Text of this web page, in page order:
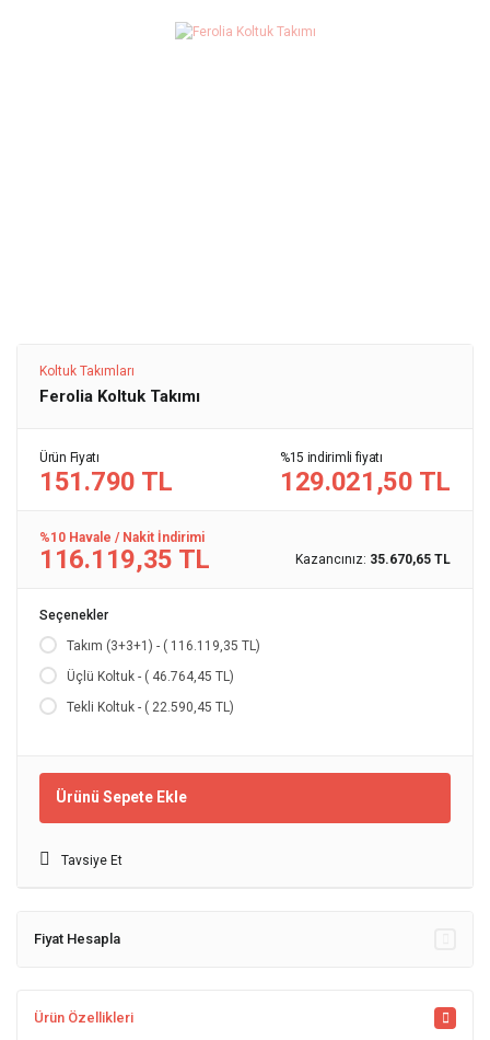
Koltuk Takımları
Ferolia Koltuk Takımı
Ürün Fiyatı
151.790 TL
%15 indirimli fiyatı
129.021,50 TL
%10 Havale / Nakit İndirimi
116.119,35 TL Kazancınız: 35.670,65 TL
Seçenekler
Takım (3+3+1) - ( 116.119,35 TL)
Üçlü Koltuk - ( 46.764,45 TL)
Tekli Koltuk - ( 22.590,45 TL)
Ürünü Sepete Ekle
Tavsiye Et
Fiyat Hesapla
Ürün Özellikleri